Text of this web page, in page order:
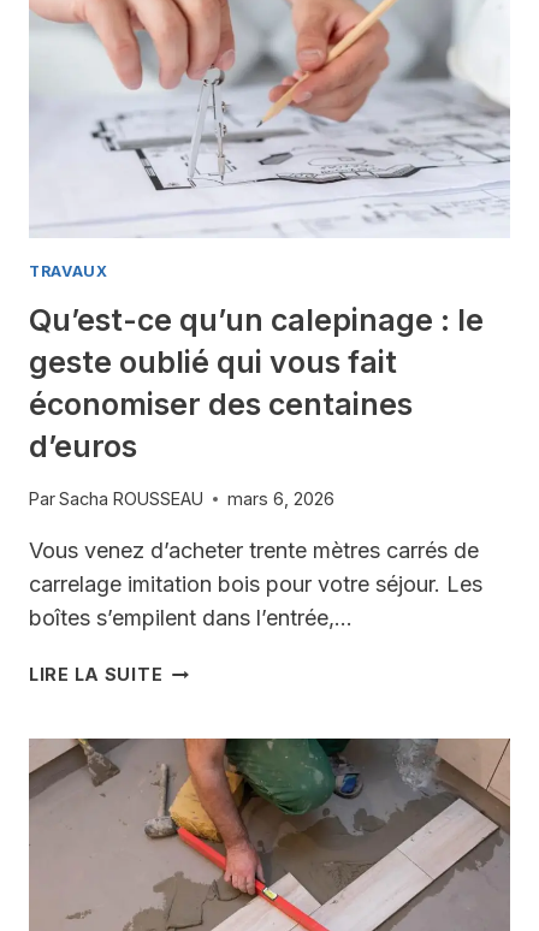
TRAVAUX
Qu’est-ce qu’un calepinage : le
geste oublié qui vous fait
économiser des centaines
d’euros
ParSacha ROUSSEAU mars 6, 2026
Vous venez d’acheter trente mètres carrés de
carrelage imitation bois pour votre séjour. Les
boîtes s’empilent dans l’entrée,…
LIRE LA SUITE QU’EST-
CALEPINAGE
:
LE
GESTE
OUBLIÉ
QUI
VOUS